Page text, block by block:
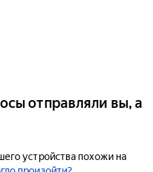
отправляли вы, а
устройства похожи на